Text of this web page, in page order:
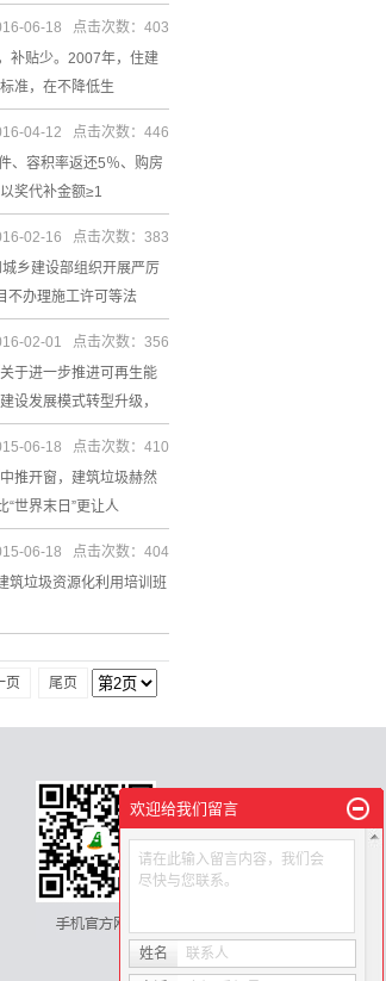
补贴少。2007年，住建
准，在不降低生
06-18 点击次数：403
、容积率返还5％、购房
奖代补金额≥1
04-12 点击次数：446
乡建设部组织开展严厉
不办理施工许可等法
02-16 点击次数：383
于进一步推进可再生能
设发展模式转型升级，
02-01 点击次数：356
推开窗，建筑垃圾赫然
世界末日”更让人
06-18 点击次数：410
筑垃圾资源化利用培训班
06-18 点击次数：404
页 尾页
欢迎给我们留言
请在此输入留言内容，我们会
尽快与您联系。
姓名 联系人